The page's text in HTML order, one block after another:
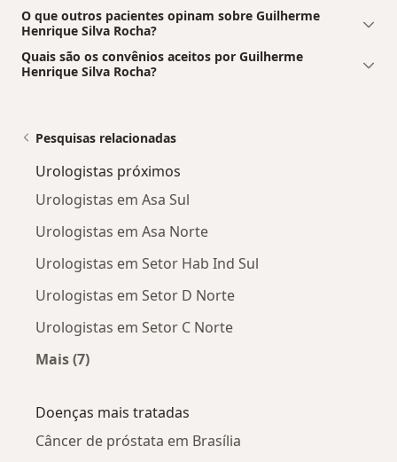
O que outros pacientes opinam sobre Guilherme
Henrique Silva Rocha?
Quais são os convênios aceitos por Guilherme
Henrique Silva Rocha?
Pesquisas relacionadas
Urologistas próximos
Urologistas em Asa Sul
Urologistas em Asa Norte
Urologistas em Setor Hab Ind Sul
Urologistas em Setor D Norte
Urologistas em Setor C Norte
Mais (7)
Doenças mais tratadas
Câncer de próstata em Brasília